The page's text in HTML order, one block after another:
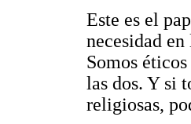
Este es el
necesidad
Somos
las dos. Y si
religiosas,